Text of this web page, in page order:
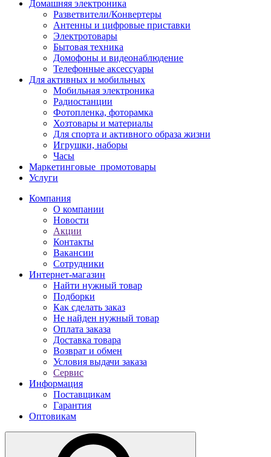
Домашняя электроника
Разветвители/Конвертеры
Антенны и цифровые приставки
Электротовары
Бытовая техника
Домофоны и видеонаблюдение
Телефонные аксессуары
Для активных и мобильных
Мобильная электроника
Радиостанции
Фотопленка, фоторамка
Хозтовары и материалы
Для спорта и активного образа жизни
Игрушки, наборы
Часы
Маркетинговые_промотовары
Услуги
Компания
О компании
Новости
Акции
Контакты
Вакансии
Сотрудники
Интернет-магазин
Найти нужный товар
Подборки
Как сделать заказ
Не найден нужный товар
Оплата заказа
Доставка товара
Возврат и обмен
Условия выдачи заказа
Сервис
Информация
Поставщикам
Гарантия
Оптовикам